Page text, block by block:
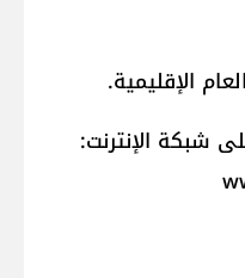
الإقليمية.
شبكة الإنترنت: